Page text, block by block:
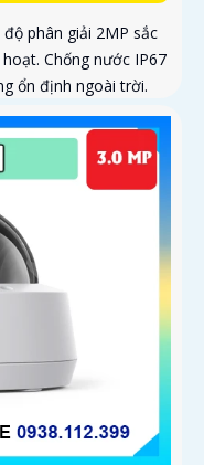
phân giải 2MP sắc
Chống nước IP67
ổn định ngoài trời.